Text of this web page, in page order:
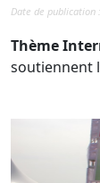
Date de publication
Thème
soutiennent